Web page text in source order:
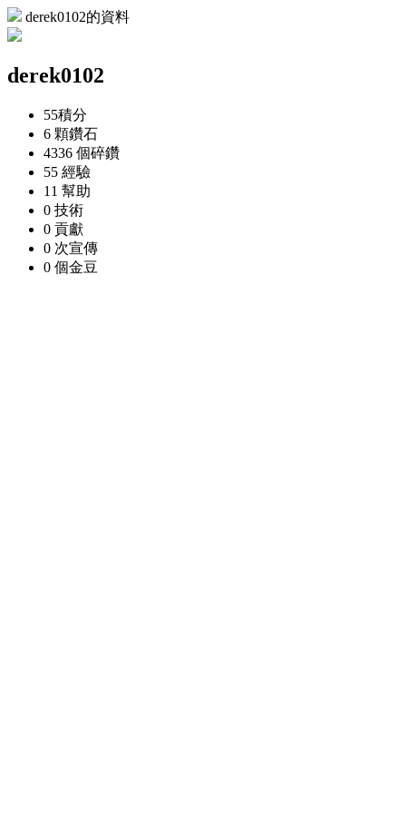
derek0102的資料
derek0102
55積分
6 顆鑽石
4336 個碎鑽
55 經驗
11 幫助
0 技術
0 貢獻
0 次宣傳
0 個金豆